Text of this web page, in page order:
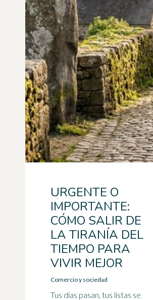
URGENTE O
IMPORTANTE:
CÓMO SALIR DE
LA TIRANÍA DEL
TIEMPO PARA
VIVIR MEJOR
Comercio y sociedad
Tus días pasan, tus listas se